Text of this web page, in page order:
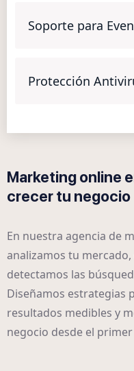
Soporte para
Protección
Marketing online
crecer tu negocio
En nuestra agencia de
analizamos tu
detectamos las
Diseñamos estrategias
resultados medibles y
negocio desde el